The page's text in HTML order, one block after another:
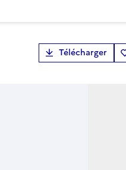
Télécharger